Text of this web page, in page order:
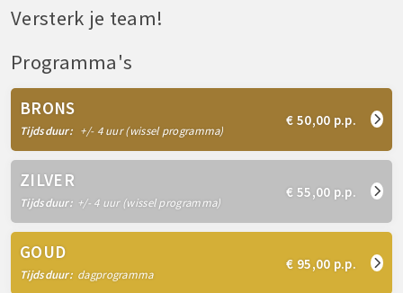
Versterk je team!
Programma's
BRONS
Tijdsduur: +/- 4 uur (wissel programma)
€ 50,00 p.p.
ZILVER
Tijdsduur: +/- 4 uur (wissel programma)
€ 55,00 p.p.
GOUD
Tijdsduur: dagprogramma
€ 95,00 p.p.